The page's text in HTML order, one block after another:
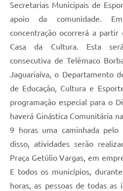
Secretarias Municipais de
apoio da comunidade.
concentração ocorrerá a partir
Casa da Cultura. Esta
consecutiva de Telêmaco
Jaguariaíva, o Departamento
de Educação, Cultura e
programação especial para o
haverá Ginástica Comunitária
9 horas uma caminhada
disso, atividades serão
Praça Getúlio Vargas, em
E todos os municípios,
horas, as pessoas de todas as